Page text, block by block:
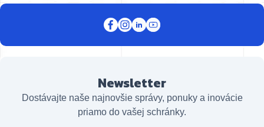
Newsletter
Dostávajte naše najnovšie správy, ponuky a inovácie
priamo do vašej schránky.